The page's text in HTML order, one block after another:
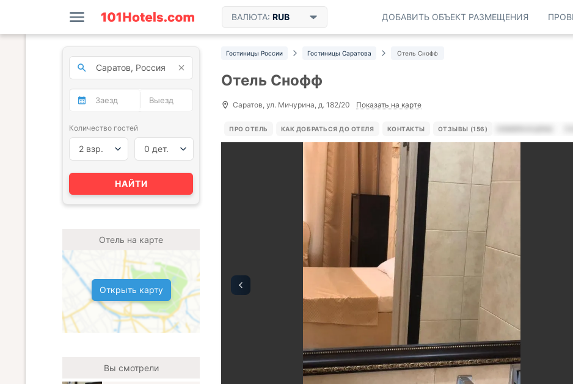
ВАЛЮТА: RUB ДОБАВИТЬ ОБЪЕКТ РАЗМЕЩЕНИЯ
Гостиницы России Гостиницы Саратова Отель Снофф
Отель Снофф
Саратов, ул. Мичурина, д. 182/20 Показать на карте
ПРО ОТЕЛЬ КАК ДОБРАТЬСЯ ДО ОТЕЛЯ КОНТАКТЫ ОТЗЫВЫ (156)
Количество гостей
2 взр. 0 дет.
НАЙТИ
Отель на карте
Открыть карту
Вы смотрели